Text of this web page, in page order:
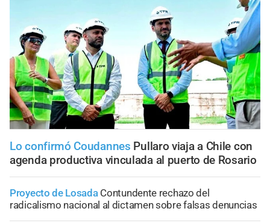
Lo confirmó Coudannes Pullaro viaja a Chile con
agenda productiva vinculada al puerto de Rosario
Proyecto de Losada Contundente rechazo del
radicalismo nacional al dictamen sobre falsas denuncias